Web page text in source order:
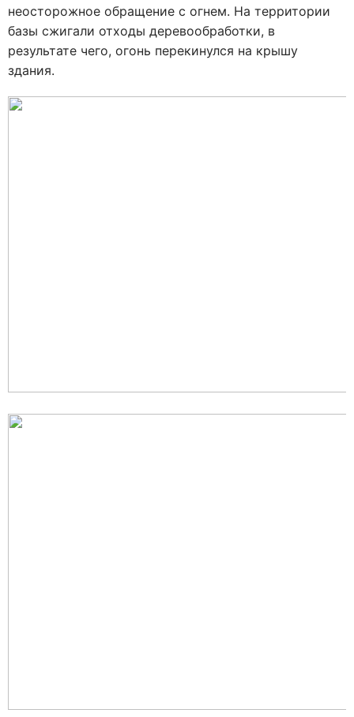
неосторожное обращение с огнем. На территории
базы сжигали отходы деревообработки, в
результате чего, огонь перекинулся на крышу
здания.